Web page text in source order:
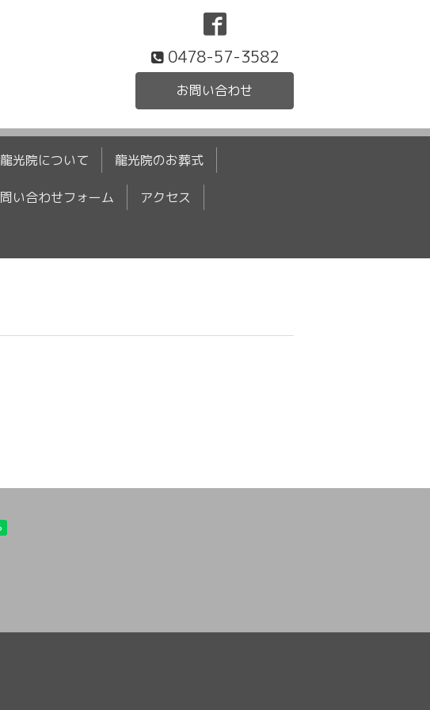
0478-57-3582
お問い合わせ
龍光院について 龍光院のお葬式
問い合わせフォーム アクセス